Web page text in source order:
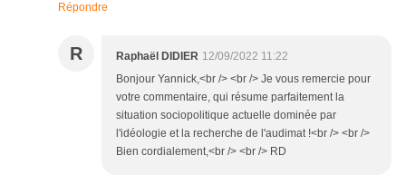
Répondre
R Raphaël DIDIER 12/09/2022 11:22
Bonjour Yannick,<br /> <br /> Je vous remercie pour
votre commentaire, qui résume parfaitement la
situation sociopolitique actuelle dominée par
l'idéologie et la recherche de l'audimat !<br /> <br />
Bien cordialement,<br /> <br /> RD